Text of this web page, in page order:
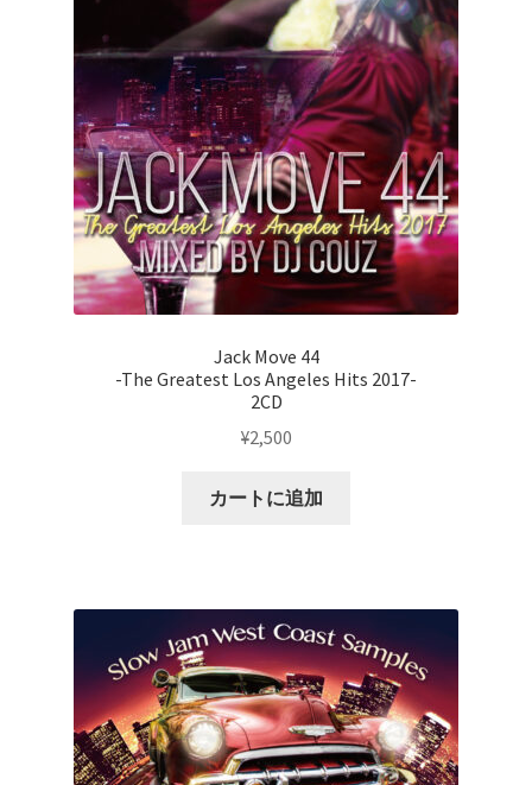
Jack Move 44
-The Greatest Los Angeles Hits 2017-
2CD
¥2,500
カートに追加